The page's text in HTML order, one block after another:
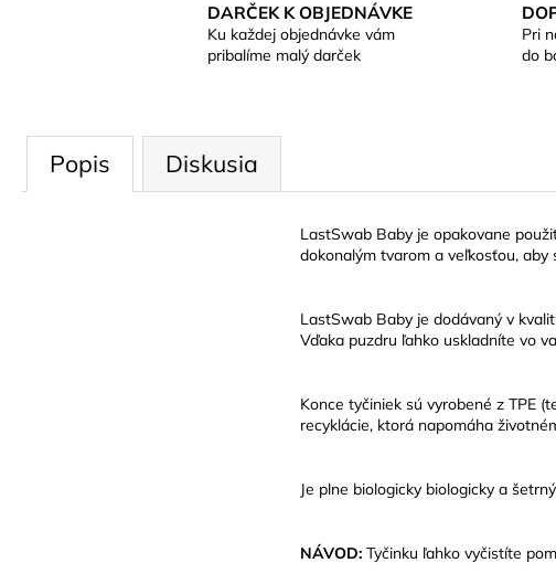
DARČEK K OBJEDNÁVKE
Ku každej objednávke vám
pribalíme malý darček
Pri
do
Popis Diskusia
LastSwab Baby je opakovane
dokonalým tvarom a veľkosťou,
LastSwab Baby je dodávaný v
Vďaka puzdru ľahko uskladníte vo
Konce tyčiniek sú vyrobené z TPE
recyklácie, ktorá napomáha
Je plne biologicky biologicky a
NÁVOD: Tyčinku ľahko vyčistíte